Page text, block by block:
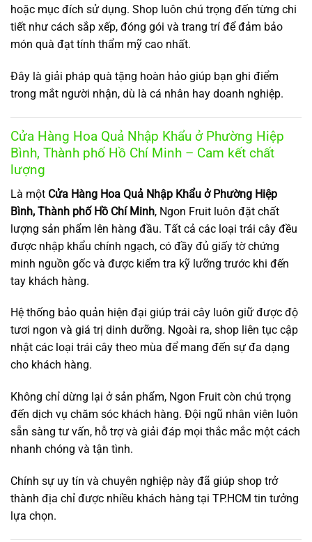
hoặc mục đích sử dụng. Shop luôn chú trọng đến từng chi
tiết như cách sắp xếp, đóng gói và trang trí để đảm bảo
món quà đạt tính thẩm mỹ cao nhất.
Đây là giải pháp quà tặng hoàn hảo giúp bạn ghi điểm
trong mắt người nhận, dù là cá nhân hay doanh nghiệp.
Cửa Hàng Hoa Quả Nhập Khẩu ở Phường Hiệp
Bình, Thành phố Hồ Chí Minh – Cam kết chất
lượng
Là một Cửa Hàng Hoa Quả Nhập Khẩu ở Phường Hiệp
Bình, Thành phố Hồ Chí Minh, Ngon Fruit luôn đặt chất
lượng sản phẩm lên hàng đầu. Tất cả các loại trái cây đều
được nhập khẩu chính ngạch, có đầy đủ giấy tờ chứng
minh nguồn gốc và được kiểm tra kỹ lưỡng trước khi đến
tay khách hàng.
Hệ thống bảo quản hiện đại giúp trái cây luôn giữ được độ
tươi ngon và giá trị dinh dưỡng. Ngoài ra, shop liên tục cập
nhật các loại trái cây theo mùa để mang đến sự đa dạng
cho khách hàng.
Không chỉ dừng lại ở sản phẩm, Ngon Fruit còn chú trọng
đến dịch vụ chăm sóc khách hàng. Đội ngũ nhân viên luôn
sẵn sàng tư vấn, hỗ trợ và giải đáp mọi thắc mắc một cách
nhanh chóng và tận tình.
Chính sự uy tín và chuyên nghiệp này đã giúp shop trở
thành địa chỉ được nhiều khách hàng tại TP.HCM tin tưởng
lựa chọn.